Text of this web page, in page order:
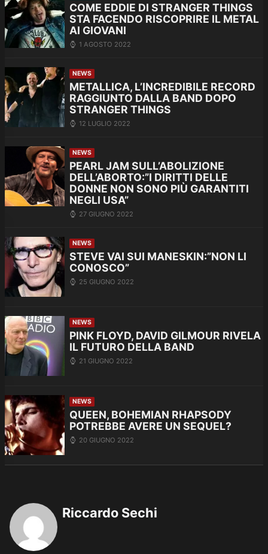
COME EDDIE DI STRANGER THINGS
STA FACENDO RISCOPRIRE IL METAL
AI GIOVANI
1 AGOSTO 2022
NEWS
METALLICA, L’INCREDIBILE RECORD
RAGGIUNTO DALLA BAND DOPO
STRANGER THINGS
12 LUGLIO 2022
NEWS
PEARL JAM SULL’ABOLIZIONE
DELL’ABORTO:”I DIRITTI DELLE
DONNE NON SONO PIÙ GARANTITI
NEGLI USA”
27 GIUGNO 2022
NEWS
STEVE VAI SUI MANESKIN:”NON LI
CONOSCO”
25 GIUGNO 2022
NEWS
PINK FLOYD, DAVID GILMOUR RIVELA
IL FUTURO DELLA BAND
21 GIUGNO 2022
NEWS
QUEEN, BOHEMIAN RHAPSODY
POTREBBE AVERE UN SEQUEL?
20 GIUGNO 2022
Riccardo Sechi